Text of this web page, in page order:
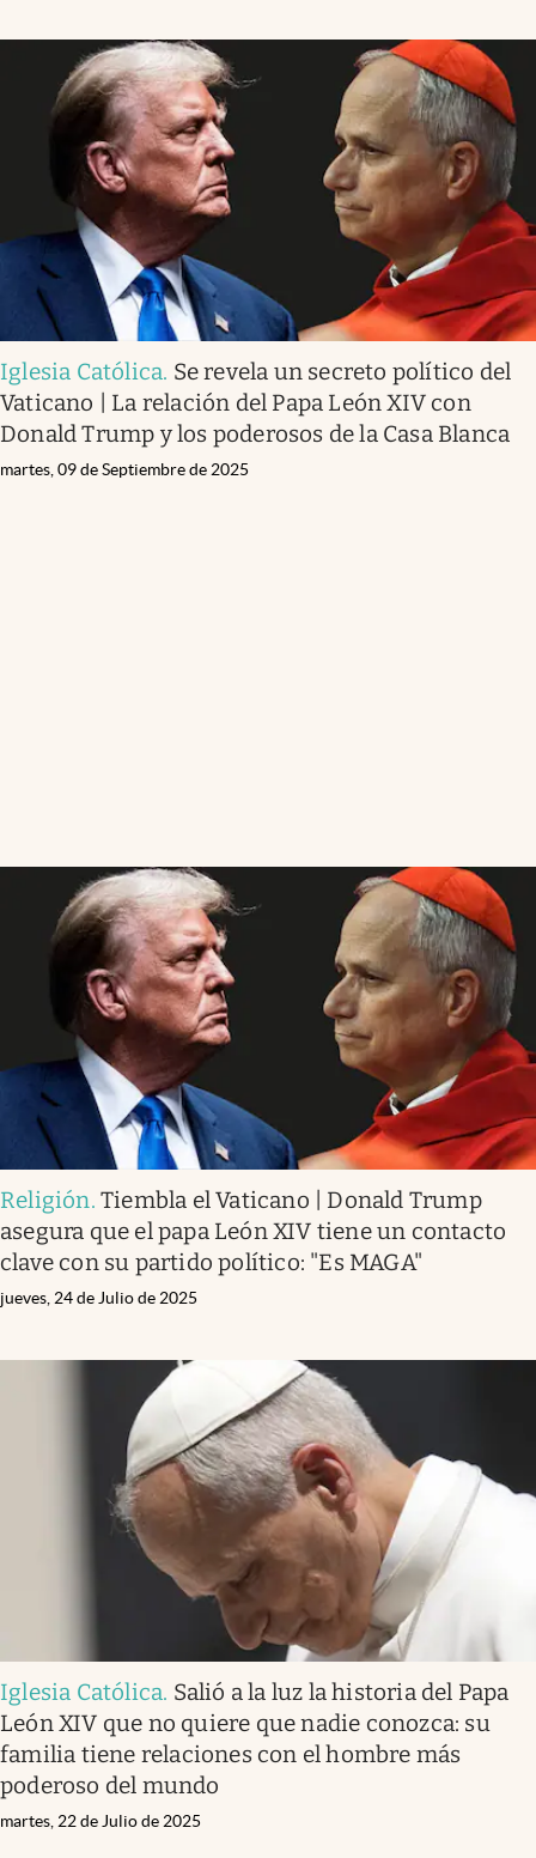
Iglesia Católica. Se revela un secreto político del
Vaticano | La relación del Papa León XIV con
Donald Trump y los poderosos de la Casa Blanca
martes, 09 de Septiembre de 2025
Religión.Tiembla el Vaticano | Donald Trump
asegura que el papa León XIV tiene un contacto
clave con su partido político: "Es MAGA"
jueves, 24 de Julio de 2025
Iglesia Católica. Salió a la luz la historia del Papa
León XIV que no quiere que nadie conozca: su
familia tiene relaciones con el hombre más
poderoso del mundo
martes, 22 de Julio de 2025